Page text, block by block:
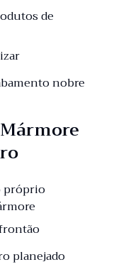
de
nobre
próprio
planejado